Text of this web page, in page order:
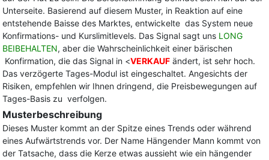
Unterseite. Basierend auf diesem Muster, in Reaktion auf eine
entstehende Baisse des Marktes, entwickelte das System neue
Konfirmations- und Kurslimitlevels. Das Signal sagt uns LONG
BEIBEHALTEN, aber die Wahrscheinlichkeit einer bärischen
Konfirmation, die das Signal in <VERKAUF ändert, ist sehr hoch.
Das verzögerte Tages-Modul ist eingeschaltet. Angesichts der
Risiken, empfehlen wir Ihnen dringend, die Preisbewegungen auf
Tages-Basis zu verfolgen.
Musterbeschreibung
Dieses Muster kommt an der Spitze eines Trends oder während
eines Aufwärtstrends vor. Der Name Hängender Mann kommt von
der Tatsache, dass die Kerze etwas aussieht wie ein hängender